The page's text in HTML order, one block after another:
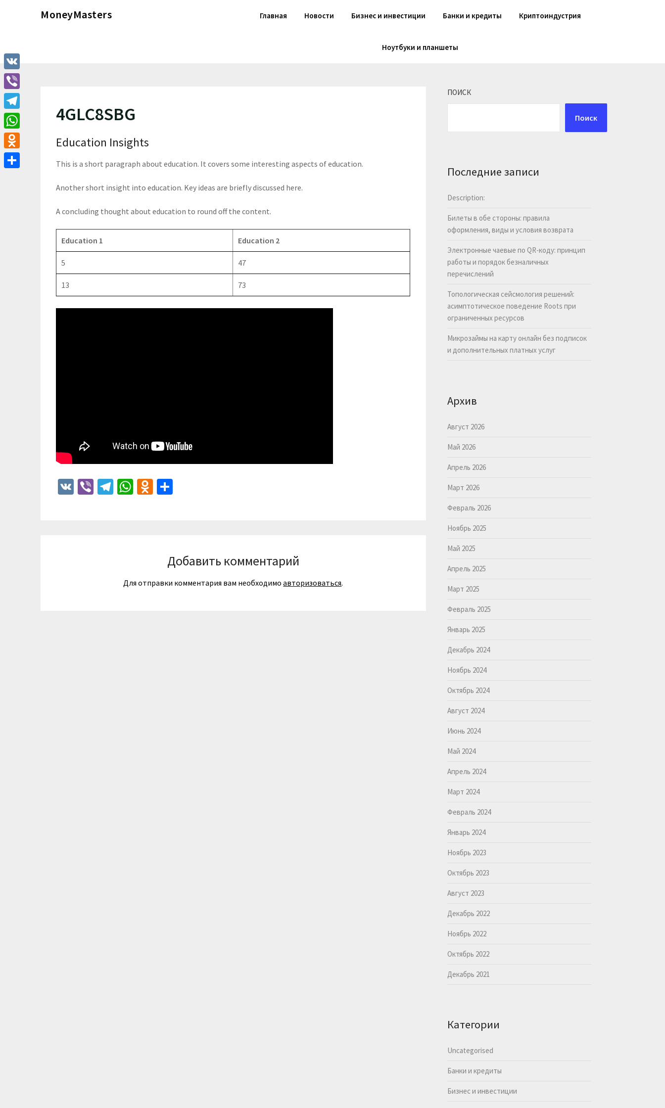
MoneyMasters Главная Новости Бизнес и инвестиции Банки и кредиты Криптоиндустрия
Ноутбуки и планшеты
4GLC8SBG
Education Insights
This is a short paragraph about education. It covers some interesting aspects of education.
Another short insight into education. Key ideas are briefly discussed here.
A concluding thought about education to round off the content.
Education 1 Education 2
5 47
13 73
VK ViberTelegram
WhatsApp
Odnoklassniki
Добавить комментарий
Для отправки комментария вам необходимоавторизоваться.
ПОИСК
Поиск
Последние записи
Description:
Билеты в обе стороны: правила
оформления, виды и условия возврата
Электронные чаевые по QR-коду: принцип
работы и порядок безналичных
перечислений
Топологическая сейсмология решений:
асимптотическое поведение Roots при
ограниченных ресурсов
Микрозаймы на карту онлайн без подписок
и дополнительных платных услуг
Архив
Август 2026
Май 2026
Апрель 2026
Март 2026
Февраль 2026
Ноябрь 2025
Май 2025
Апрель 2025
Март 2025
Февраль 2025
Январь 2025
Декабрь 2024
Ноябрь 2024
Октябрь 2024
Август 2024
Июнь 2024
Май 2024
Апрель 2024
Март 2024
Февраль 2024
Январь 2024
Ноябрь 2023
Октябрь 2023
Август 2023
Декабрь 2022
Ноябрь 2022
Октябрь 2022
Декабрь 2021
Категории
Uncategorised
Банки и кредиты
Бизнес и инвестиции
VK
Viber
Telegram
WhatsApp
Odnoklassniki